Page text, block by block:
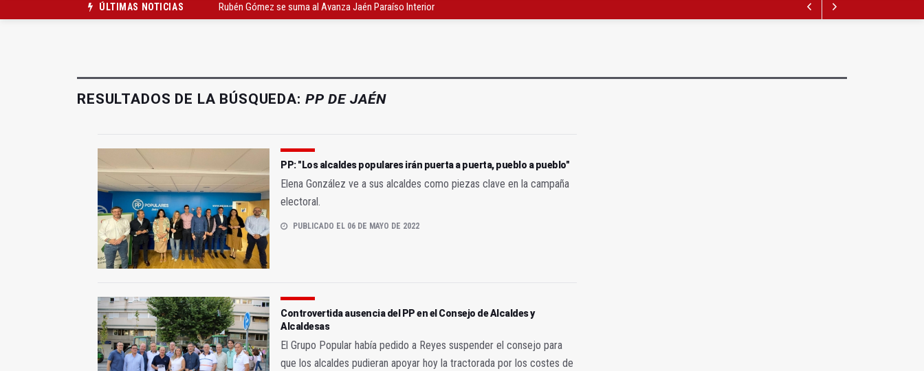
ÚLTIMAS NOTICIAS
Rubén Gómez se suma al Avanza Jaén Paraíso Interior
RESULTADOS DE LA BÚSQUEDA: PP DE JAÉN
PP: "Los alcaldes populares irán puerta a puerta, pueblo a pueblo"
Elena González ve a sus alcaldes como piezas clave en la campaña
electoral.
PUBLICADO EL 06 DE MAYO DE 2022
Controvertida ausencia del PP en el Consejo de Alcaldes y
Alcaldesas
El Grupo Popular había pedido a Reyes suspender el consejo para
que los alcaldes pudieran apoyar hoy la tractorada por los costes de